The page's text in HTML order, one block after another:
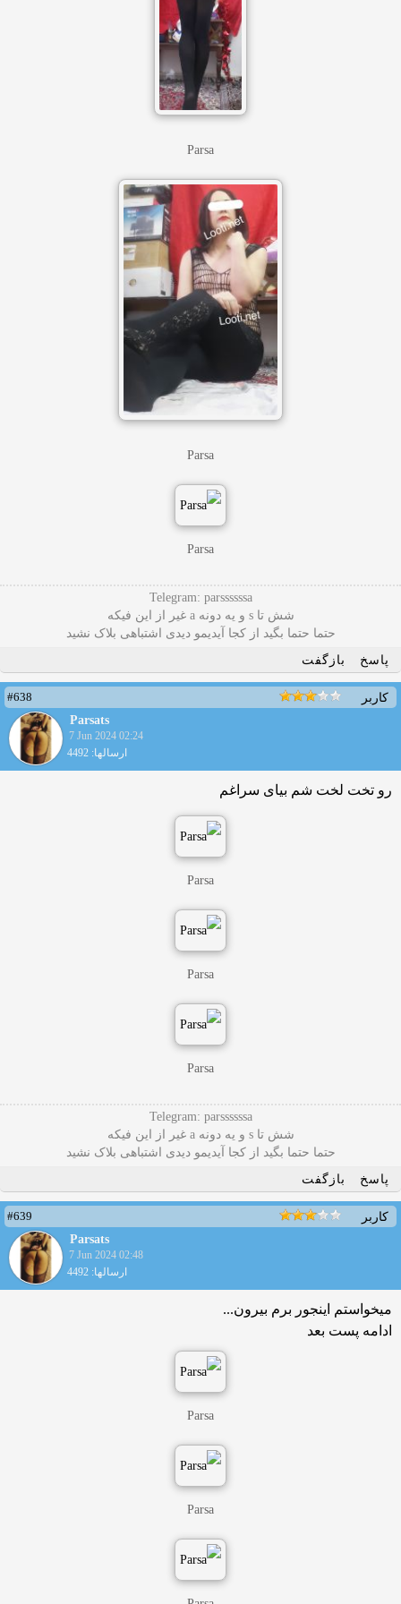
Parsa
Parsa
Parsa
Telegram: parssssssa
شش تا s و یه دونه a غیر از این فیکه
حتما حتما بگید از کجا آیدیمو دیدی اشتباهی بلاک نشید
پاسخ
بازگفت
کاربر
#638
Parsats
7 Jun 2024 02:24
ارسالها: 4492
رو تخت لخت شم بیای سراغم
Parsa
Parsa
Parsa
Telegram: parssssssa
شش تا s و یه دونه a غیر از این فیکه
حتما حتما بگید از کجا آیدیمو دیدی اشتباهی بلاک نشید
پاسخ
بازگفت
کاربر
#639
Parsats
7 Jun 2024 02:48
ارسالها: 4492
میخواستم اینجور برم بیرون...
ادامه پست بعد
Parsa
Parsa